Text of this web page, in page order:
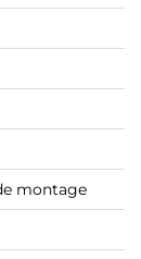
montage